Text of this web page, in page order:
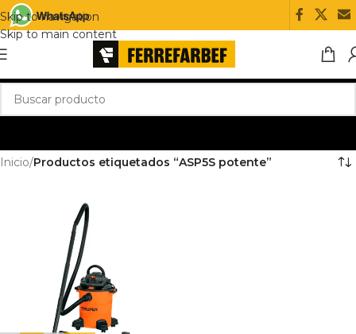
Skip to navigation
Skip to main content
Inicio/Productos etiquetados “ASP5S potente”